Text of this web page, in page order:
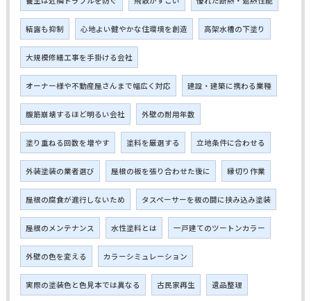
結露も抑制 心地よい健やかな住環境を創造 高架水槽の下塗り
大規模修繕工事を手掛ける会社
オーナー様や不動産屋さんまで幅広く対応 建設・建築に携わる業種
腹筋崩壊するほど明るい会社 外壁の耐用年数
塗り重ねる回数を増やす 塗料を厳選する 立地条件に合わせる
外装塗装の業者選び 屋根の板を張り合わせた後に 縁切り作業
屋根の腐食が進行しないため タスペーサーを板の間に挟み込み塗装
屋根のメンテナンス 水性塗料とは 一戸建てのツートンカラー
外壁の色を変える カラーシミュレーション
実際の塗装色と色見本では異なる 古民家再生 遺品整理